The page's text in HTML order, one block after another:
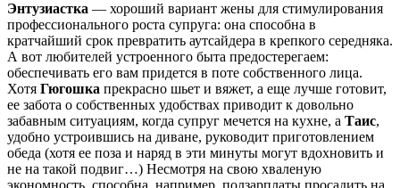
Энтузиастка — хороший вариант жены для стимулирования
профессионального роста супруга: она способна в
кратчайший срок превратить аутсайдера в крепкого середняка.
А вот любителей устроенного быта предостерегаем:
обеспечивать его вам придется в поте собственного лица.
Хотя Гюгошка прекрасно шьет и вяжет, а еще лучше готовит,
ее забота о собственных удобствах приводит к довольно
забавным ситуациям, когда супруг мечется на кухне, а Таис,
удобно устроившись на диване, руководит приготовлением
обеда (хотя ее поза и наряд в эти минуты могут вдохновить и
не на такой подвиг…) Несмотря на свою хваленую
экономность, способна, например, ползарплаты просадить на